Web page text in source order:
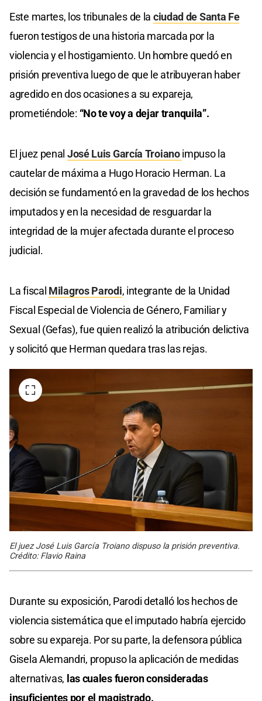
Este martes, los tribunales de la ciudad de Santa Fe
fueron testigos de una historia marcada por la
violencia y el hostigamiento. Un hombre quedó en
prisión preventiva luego de que le atribuyeran haber
agredido en dos ocasiones a su expareja,
prometiéndole: “No te voy a dejar tranquila”.
El juez penal José Luis García Troianoimpuso la
cautelar de máxima a Hugo Horacio Herman. La
decisión se fundamentó en la gravedad de los hechos
imputados y en la necesidad de resguardar la
integridad de la mujer afectada durante el proceso
judicial.
La fiscal Milagros Parodi, integrante de la Unidad
Fiscal Especial de Violencia de Género, Familiar y
Sexual (Gefas), fue quien realizó la atribución delictiva
y solicitó que Herman quedara tras las rejas.
El juez José Luis García Troiano dispuso la prisión preventiva.
Crédito: Flavio Raina
Durante su exposición, Parodi detalló los hechos de
violencia sistemática que el imputado habría ejercido
sobre su expareja. Por su parte, la defensora pública
Gisela Alemandri, propuso la aplicación de medidas
alternativas, las cuales fueron consideradas
insuficientes por el magistrado.